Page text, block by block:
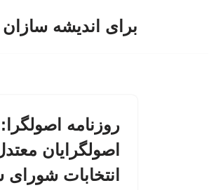
برای اندیشه سازان
روزنامه
اصولگرایان
انتخابات